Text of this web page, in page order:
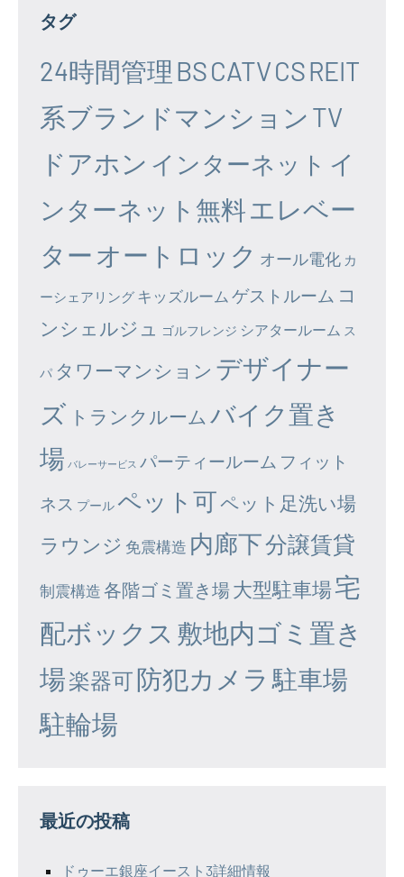
タグ
24時間管理 BSCATVCSREIT
系ブランドマンション TV
ドアホン インターネット イ
ンターネット無料エレベー
ター オートロック オール電化 カ
ーシェアリング キッズルーム ゲストルーム コ
ンシェルジュ
ゴルフレンジ シアタールーム ス
パ タワーマンション デザイナー
ズ トランクルーム バイク置き
場 バレーサービス パーティールーム フィット
ネス プール ペット可ペット足洗い場
ラウンジ 免震構造 内廊下分譲賃貸
制震構造 各階ゴミ置き場大型駐車場宅
配ボックス 敷地内ゴミ置き
場楽器可防犯カメラ 駐車場
駐輪場
最近の投稿
ドゥーエ銀座イースト3詳細情報